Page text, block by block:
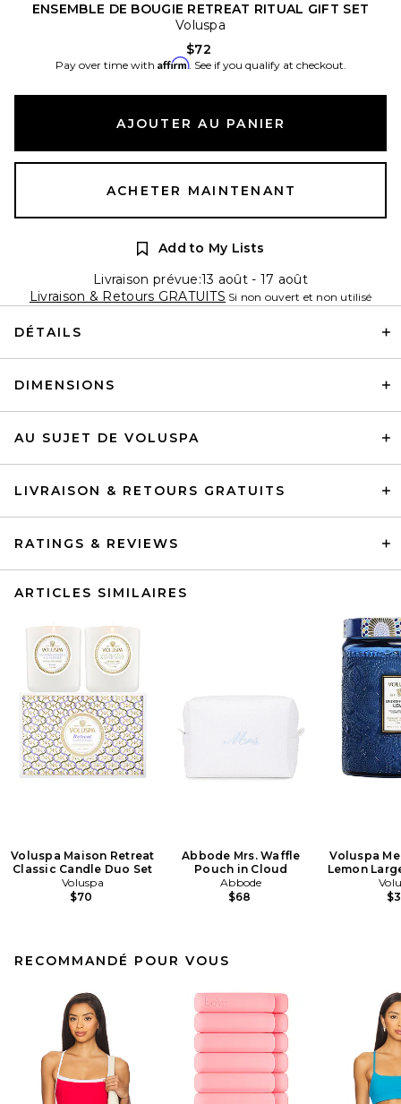
ENSEMBLE DE BOUGIE RETREAT RITUAL GIFT SET
Voluspa
$72
Pay over time with Affirm. See if you qualify at checkout.
AJOUTER AU PANIER
ACHETER MAINTENANT
Add to My Lists
Livraison prévue:13 août - 17 août
Livraison & Retours GRATUITS Si non ouvert et non utilisé
DÉTAILS
DIMENSIONS
AU SUJET DE VOLUSPA
LIVRAISON & RETOURS GRATUITS
RATINGS & REVIEWS
ARTICLES SIMILAIRES
Voluspa Maison Retreat
Classic Candle Duo Set
Voluspa
$70
Abbode Mrs. Waffle
Pouch in Cloud
Abbode
$68
Voluspa
Lemon
RECOMMANDÉ POUR VOUS